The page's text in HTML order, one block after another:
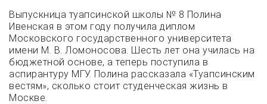
Выпускница туапсинской школы № 8 Полина
Ивенская в этом году получила диплом
Московского государственного университета
имени М. В. Ломоносова. Шесть лет она училась на
бюджетной основе, а теперь поступила в
аспирантуру МГУ. Полина рассказала «Туапсинским
вестям», сколько стоит студенческая жизнь в
Москве.